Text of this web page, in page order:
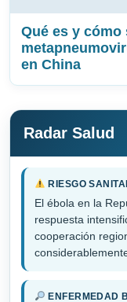
Qué es y cómo
en China
Radar Salud
RIESGO
El ébola en la
respuesta
cooperación
ENFERMEDAD